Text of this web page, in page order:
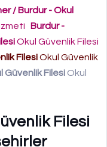
/ Burdur - Okul
Burdur -
Okul Güvenlik Filesi
FilesiOkul Güvenlik
Güvenlik Filesi Okul
Filesi